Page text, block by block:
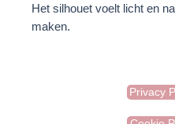
Het silhouet voelt licht en
maken.
Privacy